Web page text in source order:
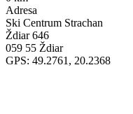
Adresa
Ski Centrum Strachan
Ždiar 646
059 55 Ždiar
GPS: 49.2761, 20.2368